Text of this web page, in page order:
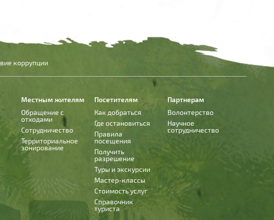
коррупции
Местным жителям
Обращение с
отходами
Сотрудничество
Территориальное
зонирование
Посетителям
Как добраться
Где остановиться
Правила
посещения
Получить
разрешение
Туры и экскурсии
Мастер-классы
Стоимость услуг
Справочник
туриста
Партнерам
Волонтерство
Научное
сотрудничество